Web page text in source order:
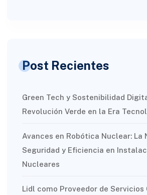
Post Recientes
Green Tech y Sostenibilidad
Revolución Verde en la Era
Avances en Robótica Nuclear: La
Seguridad y Eficiencia en
Nucleares
Lidl como Proveedor de Servicios